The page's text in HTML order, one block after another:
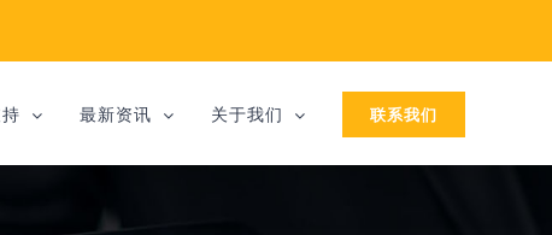
最新资讯 关于我们 联系我们